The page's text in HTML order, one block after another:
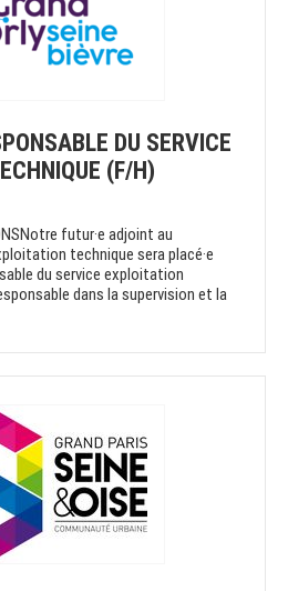
DU SERVICE
(F/H)
futur·e adjoint au
technique sera placé·e
du service exploitation
dans la supervision et la